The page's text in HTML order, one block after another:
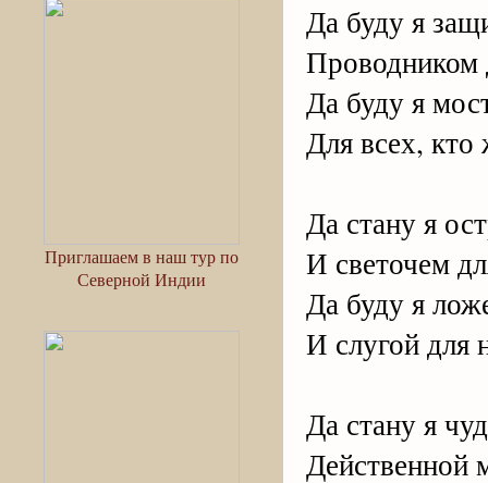
Приглашаем в наш тур по
Северной Индии
Да буду я
Проводником
Да буду я
Для всех, кто
Да стану я
И светочем
Да буду я
И слугой для
Да стану я
Действенной